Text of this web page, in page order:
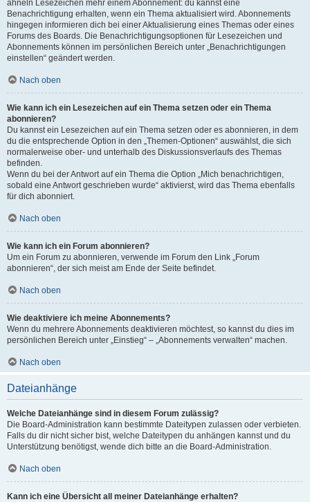
ähneln Lesezeichen mehr einem Abonnement: du kannst eine
Benachrichtigung erhalten, wenn ein Thema aktualisiert wird. Abonnements
hingegen informieren dich bei einer Aktualisierung eines Themas oder eines
Forums des Boards. Die Benachrichtigungsoptionen für Lesezeichen und
Abonnements können im persönlichen Bereich unter „Benachrichtigungen
einstellen“ geändert werden.
Nach oben
Wie kann ich ein Lesezeichen auf ein Thema setzen oder ein Thema
abonnieren?
Du kannst ein Lesezeichen auf ein Thema setzen oder es abonnieren, in dem
du die entsprechende Option in den „Themen-Optionen“ auswählst, die sich
normalerweise ober- und unterhalb des Diskussionsverlaufs des Themas
befinden.
Wenn du bei der Antwort auf ein Thema die Option „Mich benachrichtigen,
sobald eine Antwort geschrieben wurde“ aktivierst, wird das Thema ebenfalls
für dich abonniert.
Nach oben
Wie kann ich ein Forum abonnieren?
Um ein Forum zu abonnieren, verwende im Forum den Link „Forum
abonnieren“, der sich meist am Ende der Seite befindet.
Nach oben
Wie deaktiviere ich meine Abonnements?
Wenn du mehrere Abonnements deaktivieren möchtest, so kannst du dies im
persönlichen Bereich unter „Einstieg“ – „Abonnements verwalten“ machen.
Nach oben
Dateianhänge
Welche Dateianhänge sind in diesem Forum zulässig?
Die Board-Administration kann bestimmte Dateitypen zulassen oder verbieten.
Falls du dir nicht sicher bist, welche Dateitypen du anhängen kannst und du
Unterstützung benötigst, wende dich bitte an die Board-Administration.
Nach oben
Kann ich eine Übersicht all meiner Dateianhänge erhalten?